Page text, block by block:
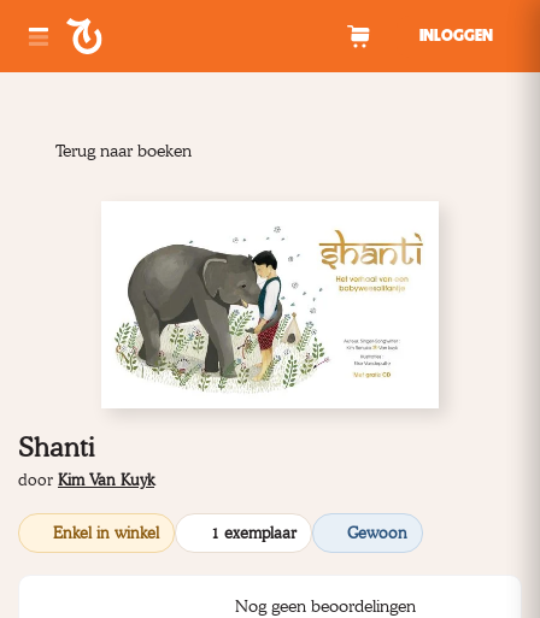
INLOGGEN
Terug naar boeken
Shanti
door Kim Van Kuyk
Enkel in winkel 1 exemplaar Gewoon
Nog geen beoordelingen